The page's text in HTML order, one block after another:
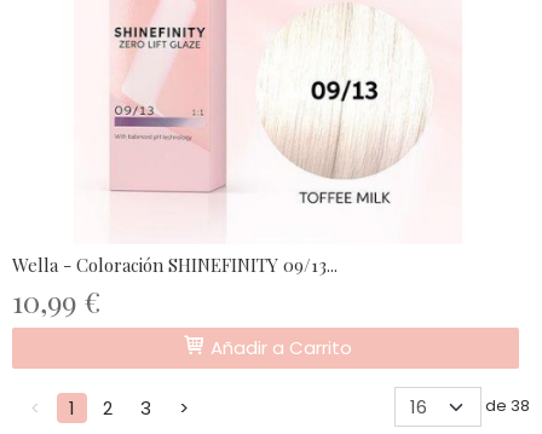
Wella - Coloración SHINEFINITY 09/13...
10,99 €
Añadir a Carrito
< 1 2 3 > de 38